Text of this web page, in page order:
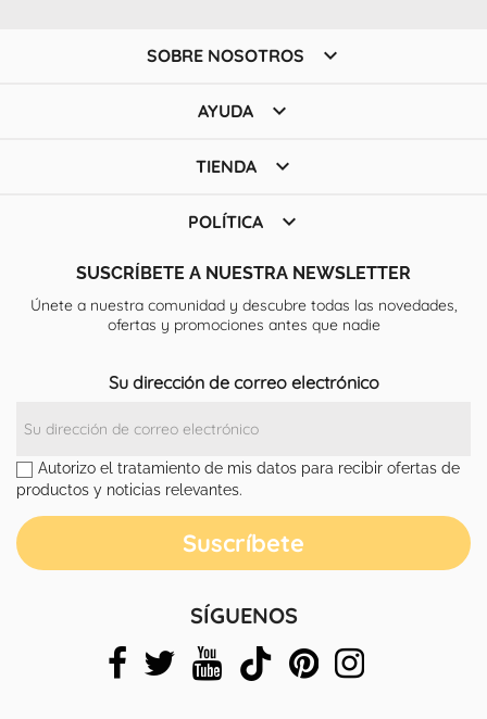
SOBRE NOSOTROS 
AYUDA 
TIENDA 
POLÍTICA 
SUSCRÍBETE A NUESTRA NEWSLETTER
Únete a nuestra comunidad y descubre todas las novedades,
ofertas y promociones antes que nadie
Su dirección de correo electrónico
Autorizo el tratamiento de mis datos para recibir ofertas de
productos y noticias relevantes.
SÍGUENOS